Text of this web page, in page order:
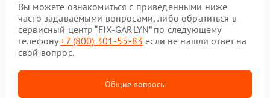
Вы можете ознакомиться с приведенными ниже
часто задаваемыми вопросами, либо обратиться в
сервисный центр “FIX-GARLYN” по следующему
телефону+7 (800) 301-55-83 если не нашли ответ на
свой вопрос.
Общие вопросы